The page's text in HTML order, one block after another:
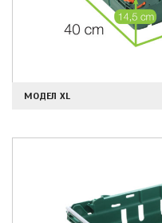
МОДЕЛ XL